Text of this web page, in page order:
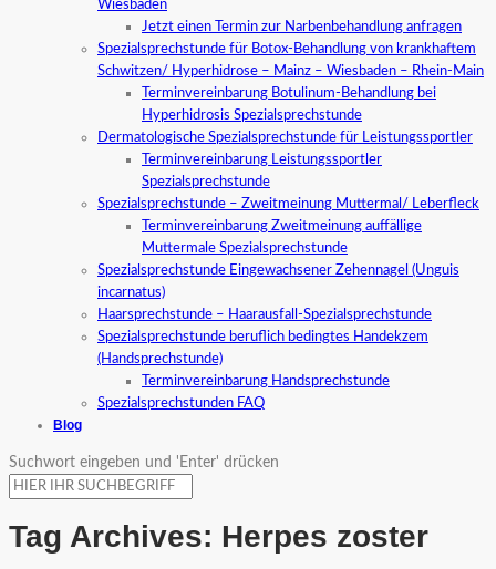
Wiesbaden
Jetzt einen Termin zur Narbenbehandlung anfragen
Spezialsprechstunde für Botox-Behandlung von krankhaftem
Schwitzen/ Hyperhidrose – Mainz – Wiesbaden – Rhein-Main
Terminvereinbarung Botulinum-Behandlung bei
Hyperhidrosis Spezialsprechstunde
Dermatologische Spezialsprechstunde für Leistungssportler
Terminvereinbarung Leistungssportler
Spezialsprechstunde
Spezialsprechstunde – Zweitmeinung Muttermal/ Leberfleck
Terminvereinbarung Zweitmeinung auffällige
Muttermale Spezialsprechstunde
Spezialsprechstunde Eingewachsener Zehennagel (Unguis
incarnatus)
Haarsprechstunde – Haarausfall-Spezialsprechstunde
Spezialsprechstunde beruflich bedingtes Handekzem
(Handsprechstunde)
Terminvereinbarung Handsprechstunde
Spezialsprechstunden FAQ
Blog
Suchwort eingeben und 'Enter' drücken
Tag Archives: Herpes zoster